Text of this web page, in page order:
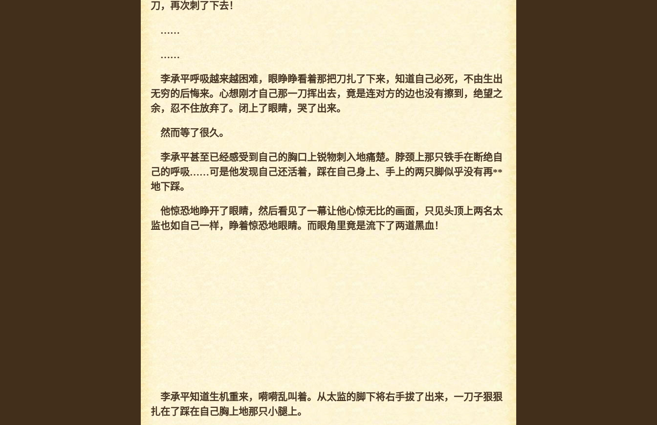
刀，再次刺了下去！
……
……
李承平呼吸越来越困难，眼睁睁看着那把刀扎了下来，知道自己必死，不由生出
无穷的后悔来。心想刚才自己那一刀挥出去，竟是连对方的边也没有擦到，绝望之
余，忍不住放弃了。闭上了眼睛，哭了出来。
然而等了很久。
李承平甚至已经感受到自己的胸口上锐物刺入地痛楚。脖颈上那只铁手在断绝自
己的呼吸……可是他发现自己还活着，踩在自己身上、手上的两只脚似乎没有再**
地下踩。
他惊恐地睁开了眼睛，然后看见了一幕让他心惊无比的画面，只见头顶上两名太
监也如自己一样，睁着惊恐地眼睛。而眼角里竟是流下了两道黑血！
李承平知道生机重来，嗬嗬乱叫着。从太监的脚下将右手拔了出来，一刀子狠狠
扎在了踩在自己胸上地那只小腿上。